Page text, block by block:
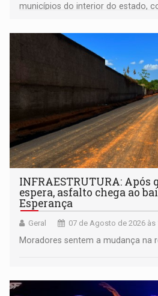
municípios do interior do estado,
INFRAESTRUTURA: Após
espera, asfalto chega ao
Esperança
Geral 07 de Agosto de 2026 às
Moradores sentem a mudança na